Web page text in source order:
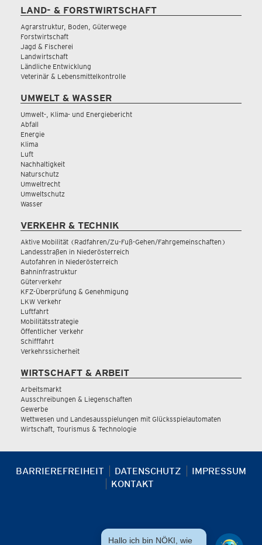
LAND- & FORSTWIRTSCHAFT
Agrarstruktur, Boden, Güterwege
Forstwirtschaft
Jagd & Fischerei
Landwirtschaft
Ländliche Entwicklung
Veterinär & Lebensmittelkontrolle
UMWELT & WASSER
Umwelt-, Klima- und Energiebericht
Abfall
Energie
Klima
Luft
Nachhaltigkeit
Naturschutz
Umweltrecht
Umweltschutz
Wasser
VERKEHR & TECHNIK
Aktive Mobilität (Radfahren/Zu-Fuß-Gehen/Fahrgemeinschaften)
Landesstraßen in Niederösterreich
Autofahren in Niederösterreich
Bahninfrastruktur
Güterverkehr
KFZ-Überprüfung & Genehmigung
LKW Verkehr
Luftfahrt
Mobilitätsstrategie
Öffentlicher Verkehr
Schifffahrt
Verkehrssicherheit
WIRTSCHAFT & ARBEIT
Arbeitsmarkt
Ausschreibungen & Liegenschaften
Gewerbe
Wettwesen und Landesausspielungen mit Glücksspielautomaten
Wirtschaft, Tourismus & Technologie
BARRIEREFREIHEIT DATENSCHUTZ
IMPRESSUM
KONTAKT
Hallo ich bin NÖKI, wie